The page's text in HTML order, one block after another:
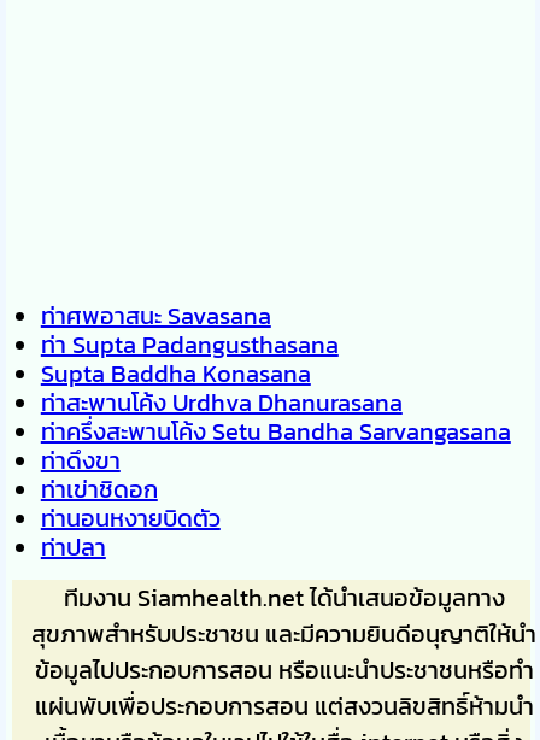
ท่าศพอาสนะ Savasana
ท่า Supta Padangusthasana
Supta Baddha Konasana
ท่าสะพานโค้ง Urdhva Dhanurasana
ท่าครึ่งสะพานโค้ง Setu Bandha Sarvangasana
ท่าดึงขา
ท่าเข่าชิดอก
ท่านอนหงายบิดตัว
ท่าปลา
ทีมงาน Siamhealth.net ได้นำเสนอข้อมูลทาง
สุขภาพสำหรับประชาชน และมีความยินดีอนุญาติให้นำ
ข้อมูลไปประกอบการสอน หรือแนะนำประชาชนหรือทำ
แผ่นพับเพื่อประกอบการสอน แต่สงวนลิขสิทธิ์ห้ามนำ